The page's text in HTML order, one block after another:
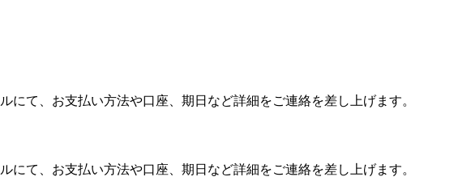
て、お支払い方法や口座、期日など詳細をご連絡を差し上げます。
て、お支払い方法や口座、期日など詳細をご連絡を差し上げます。